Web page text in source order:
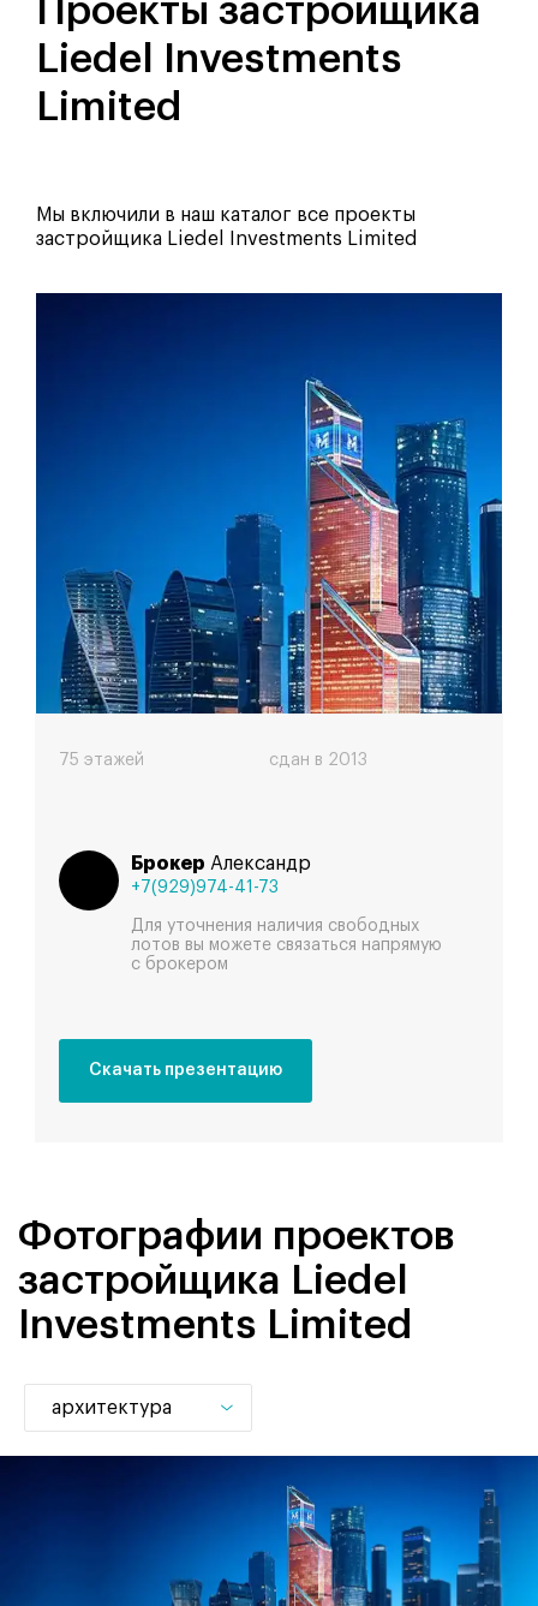
Проекты застройщика
Liedel Investments
Limited
Мы включили в наш каталог все проекты
застройщика Liedel Investments Limited
Меркурий
75 этажей сдан в 2013
Брокер Александр
+7(929)974-41-73
Для уточнения наличия свободных
лотов вы можете связаться напрямую
с брокером
Скачать презентацию
Фотографии проектов
застройщика Liedel
Investments Limited
архитектура